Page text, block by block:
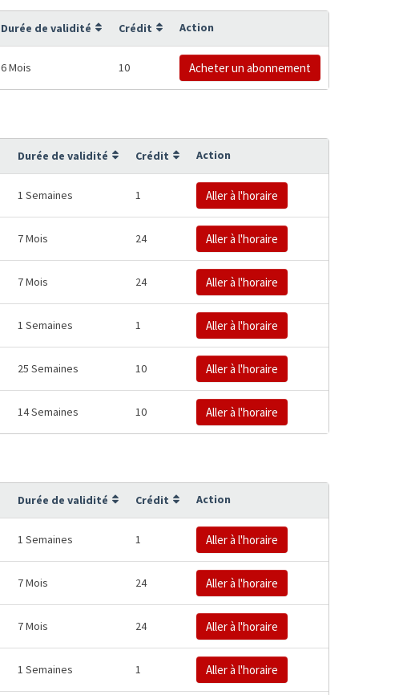
Durée de validité Crédit Action
6 Mois 10 Acheter un abonnement
Durée de validité Crédit Action
1 Semaines 1 Aller à l'horaire
7 Mois 24 Aller à l'horaire
7 Mois 24 Aller à l'horaire
1 Semaines 1 Aller à l'horaire
25 Semaines 10 Aller à l'horaire
14 Semaines 10 Aller à l'horaire
Durée de validité Crédit Action
1 Semaines 1 Aller à l'horaire
7 Mois 24 Aller à l'horaire
7 Mois 24 Aller à l'horaire
1 Semaines 1 Aller à l'horaire